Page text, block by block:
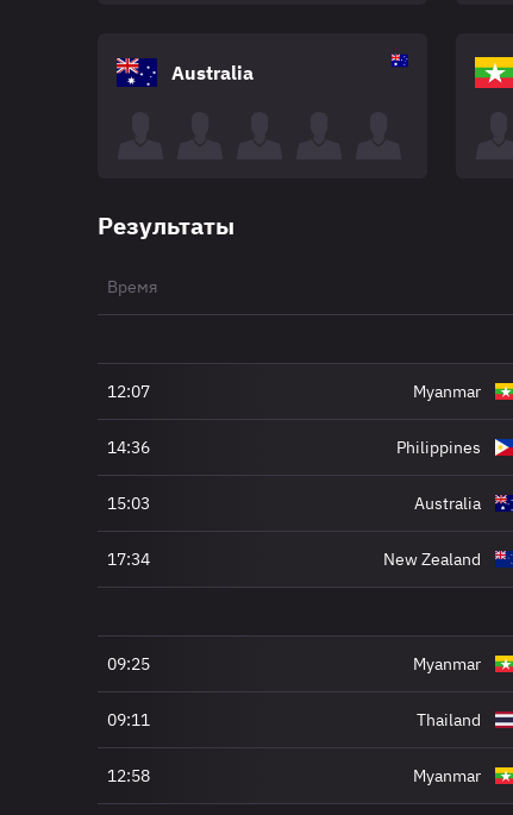
Australia
Результаты
Время
12:07 Myanmar
14:36 Philippines
15:03 Australia
17:34 New Zealand
09:25 Myanmar
09:11 Thailand
12:58 Myanmar